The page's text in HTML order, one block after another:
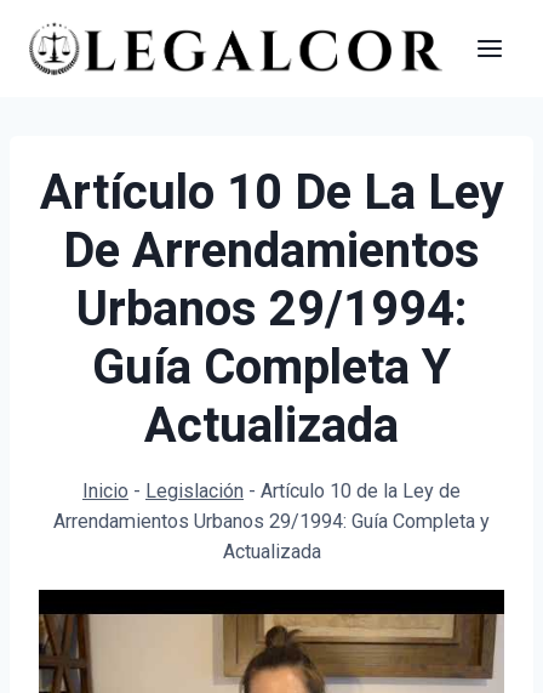
Saltar
Artículo 10 De La Ley
De Arrendamientos
Urbanos 29/1994:
Guía Completa Y
Actualizada
Inicio - Legislación - Artículo 10 de la Ley de
Arrendamientos Urbanos 29/1994: Guía Completa y
Actualizada